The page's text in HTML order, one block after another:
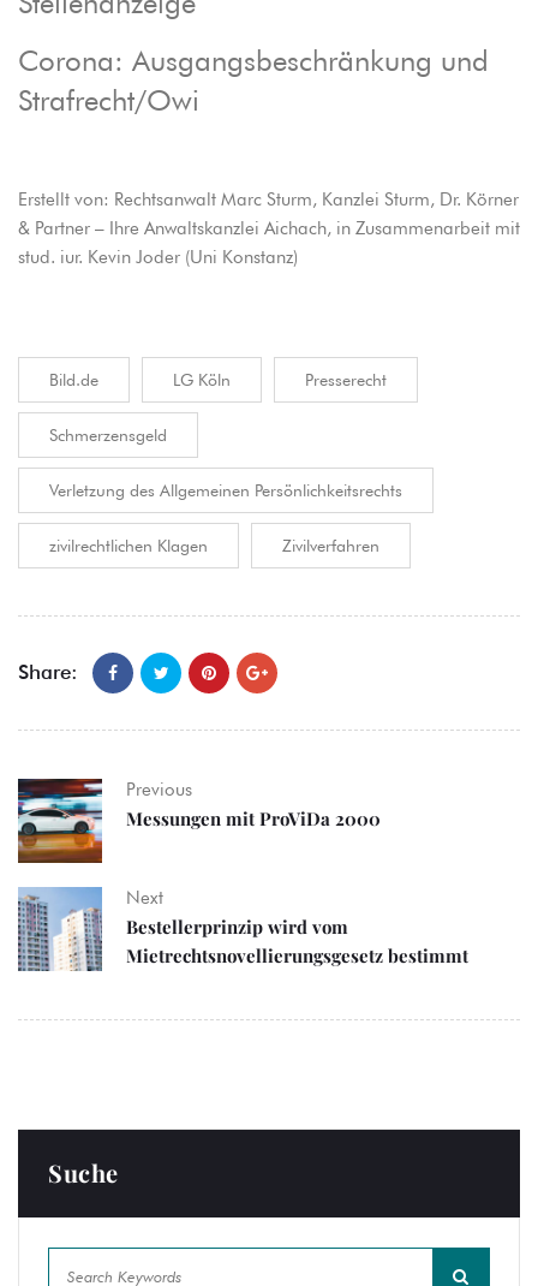
Corona: Ausgangsbeschränkung und
Strafrecht/Owi
Erstellt von: Rechtsanwalt Marc Sturm, Kanzlei Sturm, Dr. Körner
& Partner – Ihre Anwaltskanzlei Aichach, in Zusammenarbeit mit
stud. iur. Kevin Joder (Uni Konstanz)
Bild.de LG Köln Presserecht
Schmerzensgeld
Verletzung des Allgemeinen Persönlichkeitsrechts
zivilrechtlichen Klagen Zivilverfahren
Share:
Previous
Messungen mit ProViDa 2000
Next
Bestellerprinzip wird vom
Mietrechtsnovellierungsgesetz bestimmt
Suche